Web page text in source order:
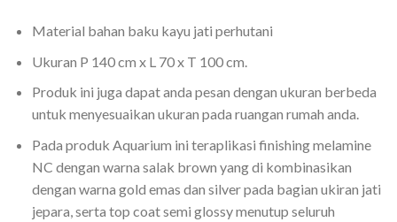
Material bahan baku kayu jati perhutani
Ukuran P 140 cm x L 70 x T 100 cm.
Produk ini juga dapat anda pesan dengan ukuran berbeda
untuk menyesuaikan ukuran pada ruangan rumah anda.
Pada produk Aquarium ini teraplikasi finishing melamine
NC dengan warna salak brown yang di kombinasikan
dengan warna gold emas dan silver pada bagian ukiran jati
jepara, serta top coat semi glossy menutup seluruh